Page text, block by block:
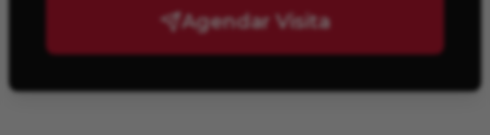
Agendar Visita